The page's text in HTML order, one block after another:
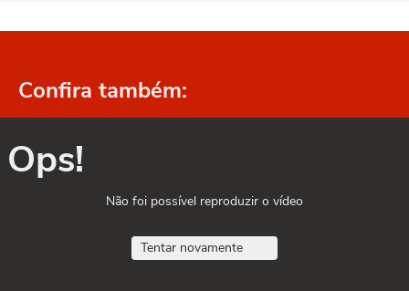
Confira também:
Ops!
Não foi possível reproduzir o vídeo
Tentar novamente